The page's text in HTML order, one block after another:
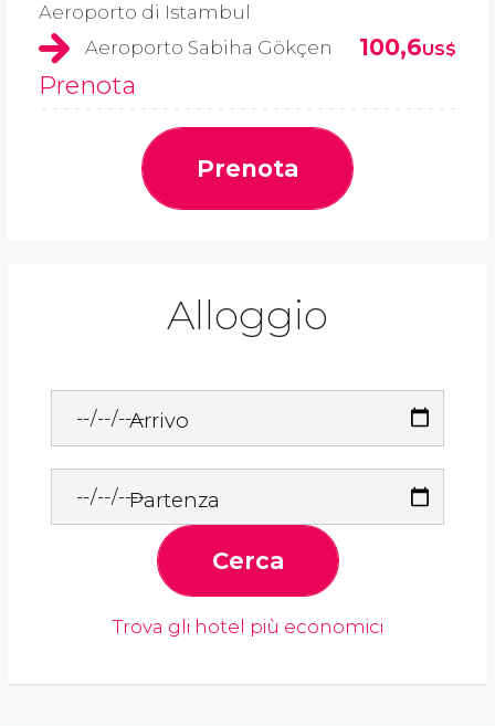
Aeroporto di Istambul
Aeroporto Sabiha Gökçen
100,6US$
Prenota
Prenota
Alloggio
Arrivo
Partenza
Cerca
Trova gli hotel più economici